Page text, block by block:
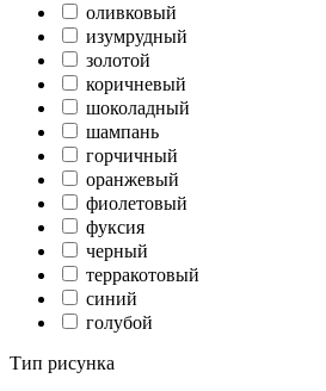
оливковый
изумрудный
золотой
коричневый
шоколадный
шампань
горчичный
оранжевый
фиолетовый
фуксия
черный
терракотовый
синий
голубой
Тип рисунка